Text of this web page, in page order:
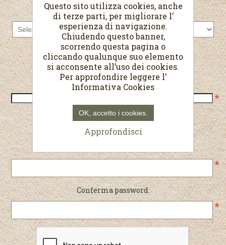
Stato/provincia:
Recapiti
Telefono:
*
Password
*
Conferma password:
*
Questo sito utilizza cookies, anche
di terze parti, per migliorare l’
esperienza di navigazione.
Chiudendo questo banner,
scorrendo questa pagina o
cliccando qualunque suo elemento
si acconsente all’uso dei cookies.
Per approfondire leggere l’
Informativa Cookies
OK, accetto i cookies.
Approfondisci